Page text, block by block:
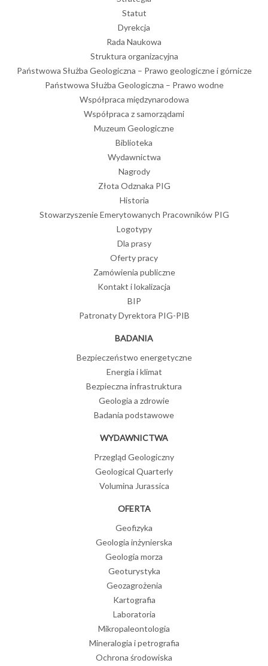
Statut
Dyrekcja
Rada Naukowa
Struktura organizacyjna
Państwowa Służba Geologiczna – Prawo geologiczne i górnicze
Państwowa Służba Geologiczna – Prawo wodne
Współpraca międzynarodowa
Współpraca z samorządami
Muzeum Geologiczne
Biblioteka
Wydawnictwa
Nagrody
Złota Odznaka PIG
Historia
Stowarzyszenie Emerytowanych Pracowników PIG
Logotypy
Dla prasy
Oferty pracy
Zamówienia publiczne
Kontakt i lokalizacja
BIP
Patronaty Dyrektora PIG-PIB
BADANIA
Bezpieczeństwo energetyczne
Energia i klimat
Bezpieczna infrastruktura
Geologia a zdrowie
Badania podstawowe
WYDAWNICTWA
Przegląd Geologiczny
Geological Quarterly
Volumina Jurassica
OFERTA
Geofizyka
Geologia inżynierska
Geologia morza
Geoturystyka
Geozagrożenia
Kartografia
Laboratoria
Mikropaleontologia
Mineralogia i petrografia
Ochrona środowiska